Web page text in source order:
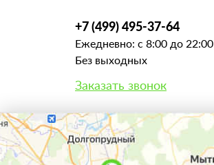
+7 (499) 495-37-64
Ежедневно: с 8:00 до 22:00
Без выходных
Заказать звонок